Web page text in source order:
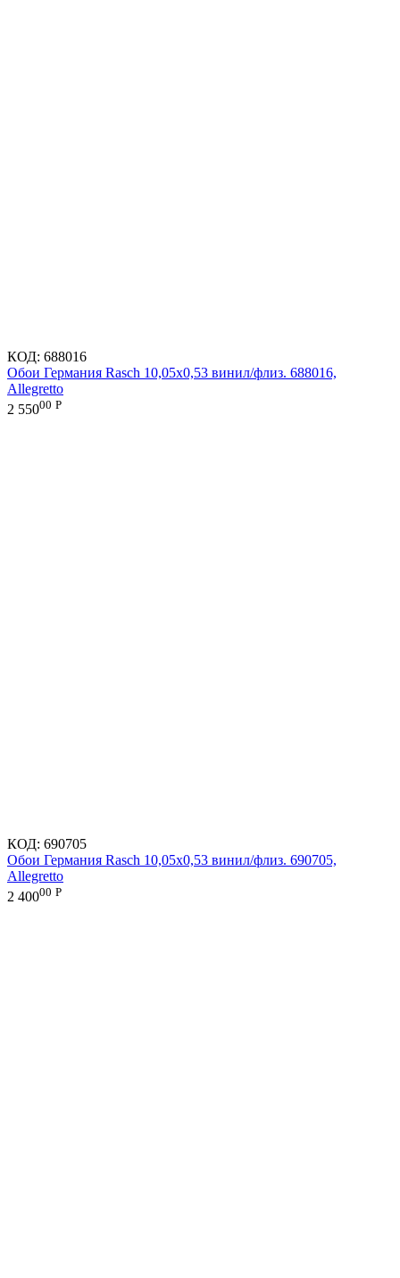
КОД: 688016
Обои Германия Rasch 10,05x0,53 винил/флиз. 688016,
Allegretto
2 55000 Р
КОД: 690705
Обои Германия Rasch 10,05x0,53 винил/флиз. 690705,
Allegretto
2 40000 Р